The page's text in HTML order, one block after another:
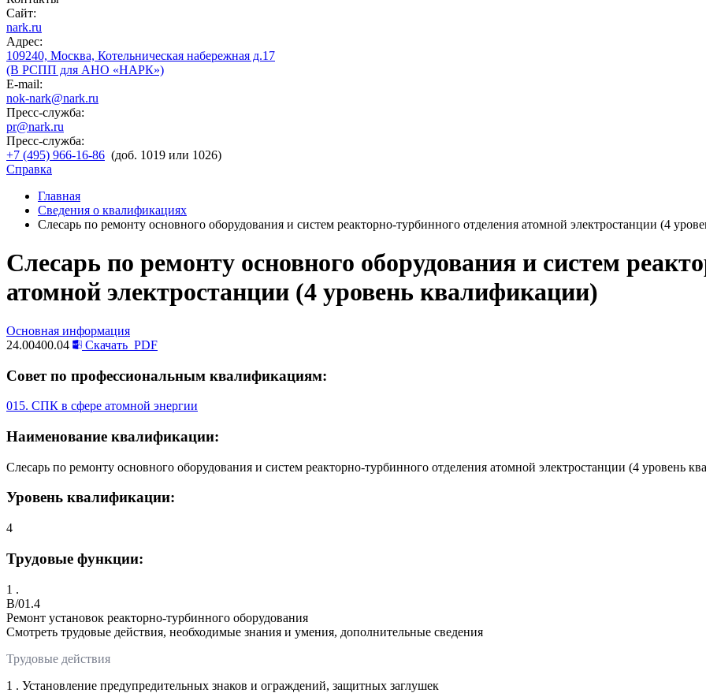
Сайт:
nark.ru
Адрес:
109240, Москва, Котельническая набережная д.17
(В РСПП для АНО «НАРК»)
E-mail:
nok-nark@nark.ru
Пресс-служба:
pr@nark.ru
Пресс-служба:
+7 (495) 966-16-86 (доб. 1019 или 1026)
Справка
Главная
Сведения о квалификациях
Слесарь по ремонту основного оборудования и систем реакторно-турбинного отделения атомной электростанции (4
Слесарь по ремонту основного оборудования и систем
атомной электростанции (4 уровень квалификации)
Основная информация
24.00400.04
Скачать PDF
Совет по профессиональным квалификациям:
015. СПК в сфере атомной энергии
Наименование квалификации:
Слесарь по ремонту основного оборудования и систем реакторно-турбинного отделения атомной электростанции (4 уровень
Уровень квалификации:
4
Трудовые функции:
1 .
B/01.4
Ремонт установок реакторно-турбинного оборудования
Смотреть трудовые действия, необходимые знания и умения, дополнительные сведения
Трудовые действия
1 . Установление предупредительных знаков и ограждений, защитных заглушек